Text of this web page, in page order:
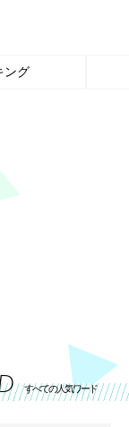
ング
すべての人気ワード